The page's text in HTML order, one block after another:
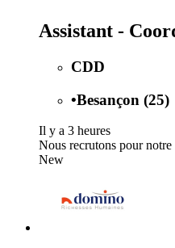
Assistant -
CDD
•Besançon (25)
Il y a 3 heures
Nous recrutons pour
New